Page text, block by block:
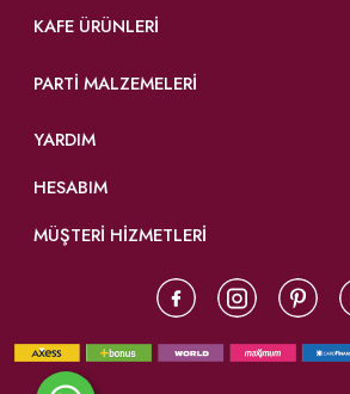
KAFE ÜRÜNLERI
PARTI MALZEMELERI
YARDIM
HESABIM
MÜŞTERİ HİZMETLERİ